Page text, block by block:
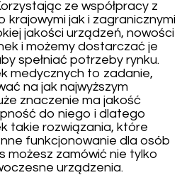
ze współpracy z
jak i zagranicznymi
jakości urządzeń, nowości
i możemy dostarczać je
spełniać potrzeby rynku.
medycznych to zadanie,
na jak najwyższym
znaczenie ma jakość
do niego i dlatego
takie rozwiązania, które
funkcjonowanie dla osób
możesz zamówić nie tylko
urządzenia.